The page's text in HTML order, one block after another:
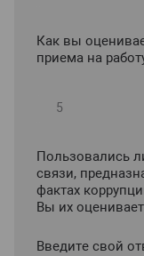
Как вы
приема на
Пользовались
связи,
фактах
Вы их
Введите свой